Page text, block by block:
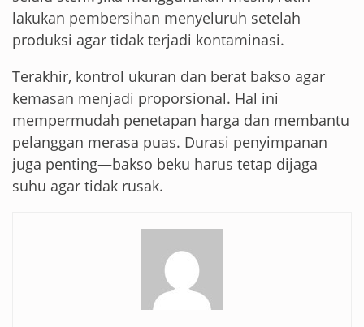
lakukan pembersihan menyeluruh setelah
produksi agar tidak terjadi kontaminasi.
Terakhir, kontrol ukuran dan berat bakso agar
kemasan menjadi proporsional. Hal ini
mempermudah penetapan harga dan membantu
pelanggan merasa puas. Durasi penyimpanan
juga penting—bakso beku harus tetap dijaga
suhu agar tidak rusak.